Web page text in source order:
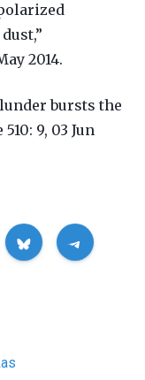
2014.
bursts the
9, 03 Jun